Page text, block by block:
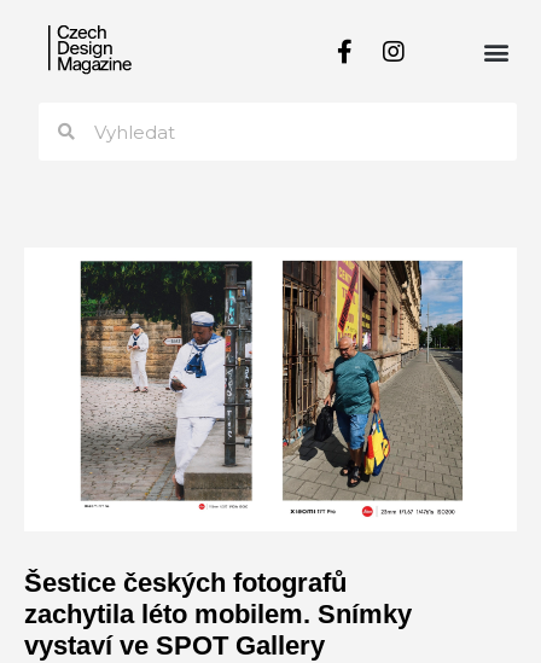
Šestice českých fotografů
zachytila léto mobilem. Snímky
vystaví ve SPOT Gallery